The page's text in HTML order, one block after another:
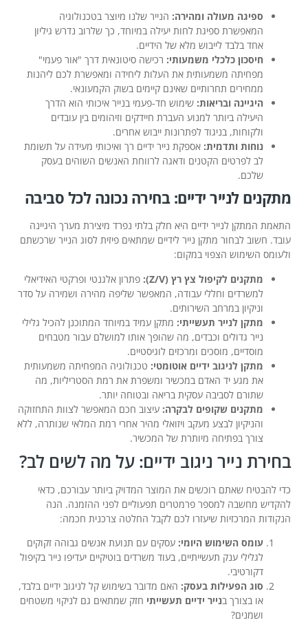
ספיגה מעולה ומהירה: הנייר שלנו מיוצר בטכנולוגיה
המאפשרת ספיגת לחות יעילה במיוחד, כך שלרוב נדרש גיליון
אחד בלבד לייבוש מלא של הידיים.
חיסכון כלכלי משמעותי: רכישה סיטונאית דרך "אור פעמי"
מפחיתה משמעותית את העלות ליחידה ומאפשרת לכם ליהנות
ממחירים תחרותיים שאינם קיימים בשוק הקמעונאי.
היגיינה ובריאות: שימוש חד-פעמי בנייר איכותי הוא הדרך
היעילה ביותר למנוע העברת חיידקים וזיהומים בין עובדים
ולקוחות, בניגוד לפתרונות ייבוש אחרים.
נוחות ותדמית: אספקת נייר ידיים רך ואיכותי מעידה על תשומת
לב לפרטים הקטנים ודאגה לרווחת האנשים השוהים בעסק
שלכם.
מתקנים לנייר ידיים: בחירה נכונה לכל סביבה
התאמת המתקן לנייר ידיים היא חלק בלתי נפרד מיצירת מערך היגיינה
עובד. חשוב לבחור מתקן נייר לידיים שמתאים פיזית לסוג הנייר שרכשתם
ולעומס השימוש הצפוי במקום:
מתקנים לקיפול צץ רץ (Z/V):
פתרון אלגנטי ופרקטי האידיאלי
למשרדים וחללי עבודה, המאפשר שליפה מהירה ושמירה על סדר
וניקיון במרחב השירותים.
מתקן לנייר תעשייתי: מתקן עמיד במיוחד המתוכנן להכיל גלילי
נייר גדולים וכבדים, מה שהופך אותו למושלם עבור מטבחים
מוסדיים, מוסכים ומרכזים לוגיסטיים.
מתקן לניגוב ידיים אוטומטי: טכנולוגיה המפחיתה משמעותית
את מגע יד האדם במכשיר ומשפרת את רמת הסטריליות, מה
שתורם לסביבה עסקית בריאה ובטוחה יותר.
מתקנים שקופים לבקרה: עיצוב חכם המאפשר לצוות התחזוקה
והניקיון לבצע מעקב ויזואלי מהיר אחרי רמת המלאי שנותרה, ללא
צורך בפתיחה מיותרת של המכשיר.
בחירת נייר ניגוב ידיים: על מה לשים לב?
כדי להבטיח שאתם רוכשים את המוצר המדויק ביותר עבורכם, כדאי
להקדיש מחשבה למספר פרמטרים תפעוליים לפני ההזמנה. הנה
הנקודות המרכזיות שיעזרו לכם לקבל החלטה צרכנית חכמה:
עומס השימוש היומי: עסקים עם תנועת אנשים גבוהה זקוקים
לגלילי ענק תעשייתיים, בעוד משרדים בוטיקיים יעדיפו נייר בקיפול
דקורטיבי.
סוג הפעילות בעסק: האם מדובר בשימוש קל לניגוב ידיים בלבד,
או בצורך בנייר ידיים תעשייתי חזק שמתאים גם לניקוי משטחים
ושמנים?